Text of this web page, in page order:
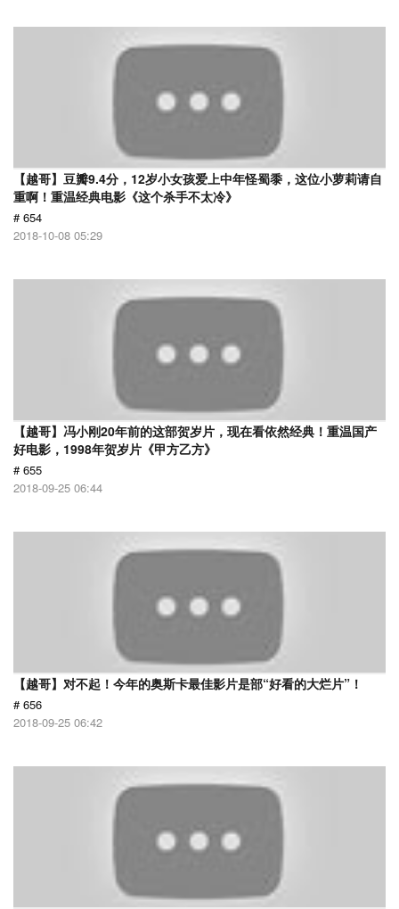
【越哥】豆瓣9.4分，12岁小女孩爱上中年怪蜀黍，这位小萝莉请自
重啊！重温经典电影《这个杀手不太冷》
# 654
2018-10-08 05:29
【越哥】冯小刚20年前的这部贺岁片，现在看依然经典！重温国产
好电影，1998年贺岁片《甲方乙方》
# 655
2018-09-25 06:44
【越哥】对不起！今年的奥斯卡最佳影片是部“好看的大烂片”！
# 656
2018-09-25 06:42